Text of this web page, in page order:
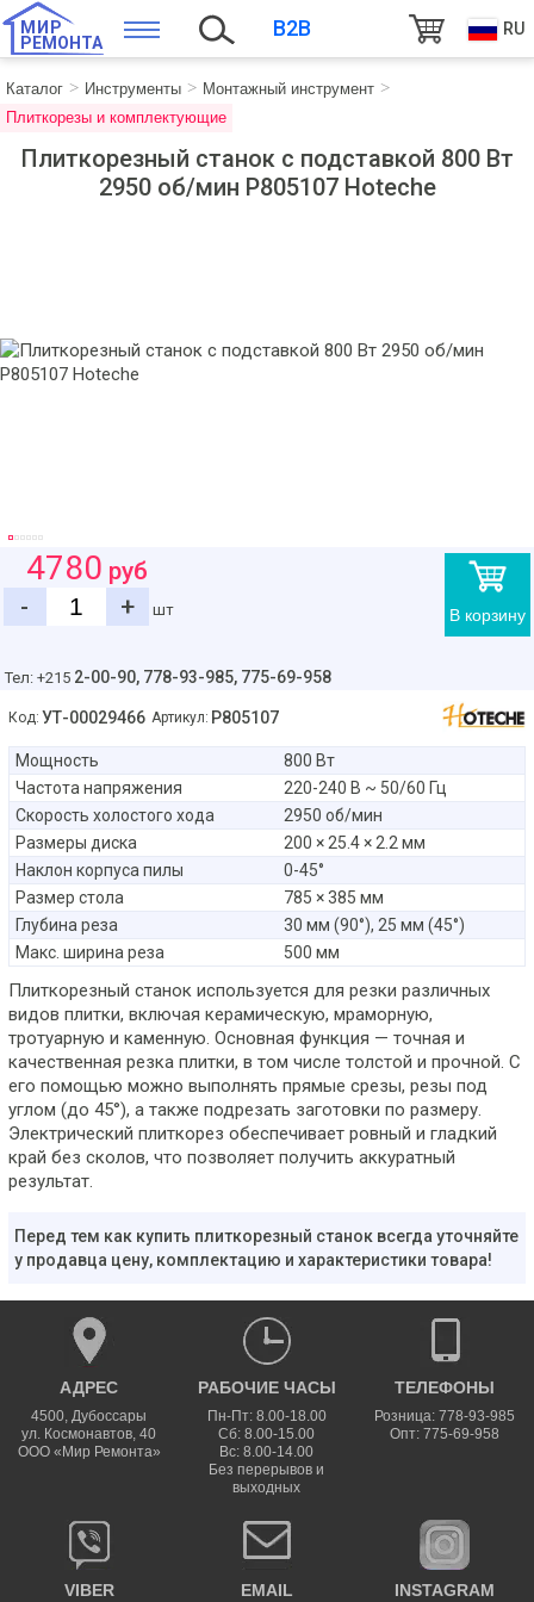
МИР
РЕМОНТА
B2B RU
Каталог Инструменты
Монтажный инструмент
Плиткорезы и комплектующие
Плиткорезный станок с подставкой 800 Вт
2950 об/мин P805107 Hoteche
В корзину
4780 руб
-
+ шт
Тел: +215 2-00-90, 778-93-985, 775-69-958
Код: УТ-00029466 Артикул: P805107
Мощность
800 Вт
Частота напряжения
220-240 В ~ 50/60 Гц
Скорость холостого хода
2950 об/мин
Размеры диска
200 × 25.4 × 2.2 мм
Наклон корпуса пилы
0-45°
Размер стола
785 × 385 мм
Глубина реза
30 мм (90°), 25 мм (45°)
Макс. ширина реза
500 мм
Плиткорезный станок используется для резки различных
видов плитки, включая керамическую, мраморную,
тротуарную и каменную. Основная функция — точная и
качественная резка плитки, в том числе толстой и прочной. С
его помощью можно выполнять прямые срезы, резы под
углом (до 45°), а также подрезать заготовки по размеру.
Электрический плиткорез обеспечивает ровный и гладкий
край без сколов, что позволяет получить аккуратный
результат.
Перед тем как купить плиткорезный станок всегда уточняйте
у продавца цену, комплектацию и характеристики товара!
АДРЕС
4500,Дубоссары
ул. Космонавтов, 40
ООО «Мир Ремонта»
РАБОЧИЕ ЧАСЫ
Пн-Пт: 8.00-18.00
Сб: 8.00-15.00
Вс: 8.00-14.00
Без перерывов и
выходных
ТЕЛЕФОНЫ
Розница: 778-93-985
Опт: 775-69-958
VIBER EMAIL INSTAGRAM